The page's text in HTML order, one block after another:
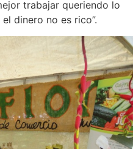
trabajar queriendo lo
dinero no es rico”.